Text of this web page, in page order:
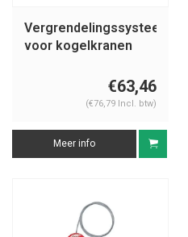
Vergrendelingssysteem
voor kogelkranen
€63,46
(€76,79 Incl. btw)
Meer info